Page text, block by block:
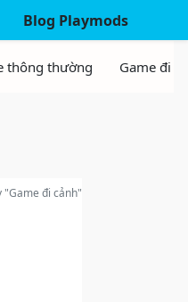
Blog Playmods
"Game đi cảnh"